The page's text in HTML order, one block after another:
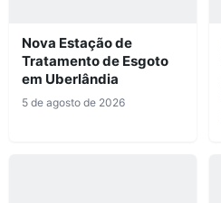
Nova Estação de
Tratamento de Esgoto
em Uberlândia
5 de agosto de 2026